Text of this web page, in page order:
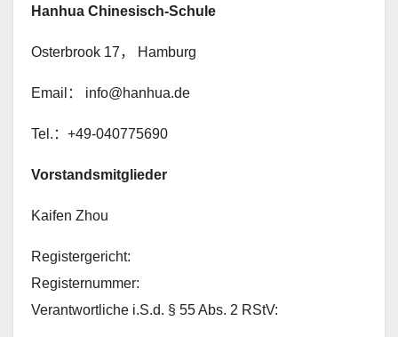
Hanhua Chinesisch-Schule
Osterbrook 17， Hamburg
Email： info@hanhua.de
Tel.：+49-040775690
Vorstandsmitglieder
Kaifen Zhou
Registergericht:
Registernummer:
Verantwortliche i.S.d. § 55 Abs. 2 RStV: